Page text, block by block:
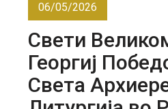
06/05/2026
Свети
Георгиј
Света